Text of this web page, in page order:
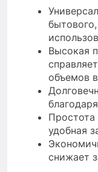
Высокая
объемов
удобная
снижает